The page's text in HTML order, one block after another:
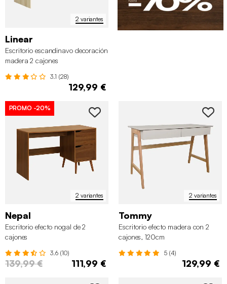
2 variantes
Linear
Escritorio escandinavo decoración
madera 2 cajones
3.1 (28)
129,99 €
2 variantes
PROMO -20%
Nepal
Escritorio efecto nogal de 2
cajones
3.6 (10)
139,99 € 111,99 €
2 variantes
Tommy
Escritorio efecto madera con 2
cajones, 120cm
5 (4)
129,99 €